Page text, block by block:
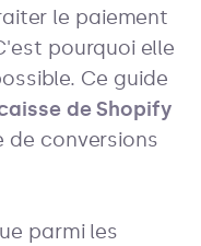
le paiement
pourquoi elle
Ce guide
de Shopify
de conversions
parmi les